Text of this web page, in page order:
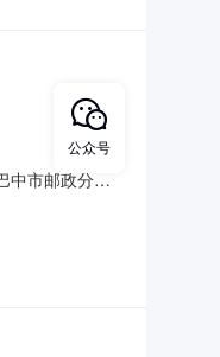
中市邮政分公
公众号